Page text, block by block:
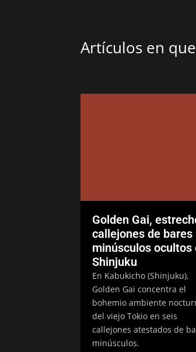
Artículos en
Golden Gai,
callejones de bares
minúsculos ocultos
Shinjuku
En Kabukicho (Shinjuku),
Golden Gai concentra el
bohemio ambiente
del viejo Tokio en seis
callejones atestados de
minúsculos.